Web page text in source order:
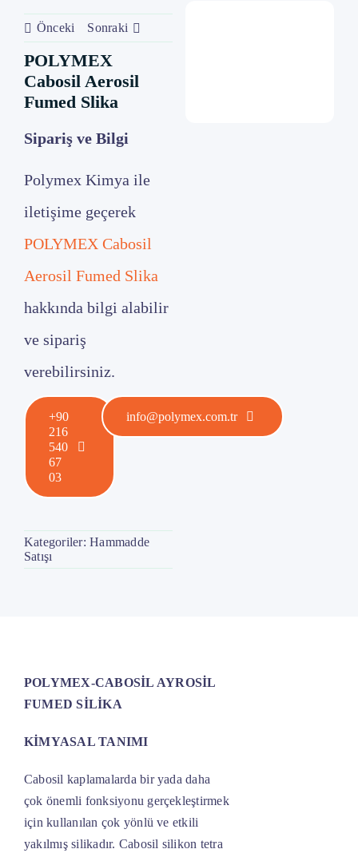
Önceki Sonraki
POLYMEX
Cabosil Aerosil
Fumed Slika
Sipariş ve Bilgi
Polymex Kimya ile
iletişime geçerek
POLYMEX Cabosil
Aerosil Fumed Slika
hakkında bilgi alabilir
ve sipariş
verebilirsiniz.
+90
216
540
67
03
info@polymex.com.tr
Kategoriler:Hammadde
Satışı
POLYMEX-CABOSİL AYROSİL
FUMED SİLİKA
KİMYASAL TANIMI
Cabosil kaplamalarda bir yada daha
çok önemli fonksiyonu gerçekleştirmek
için kullanılan çok yönlü ve etkili
yakılmış silikadır. Cabosil silikon tetra